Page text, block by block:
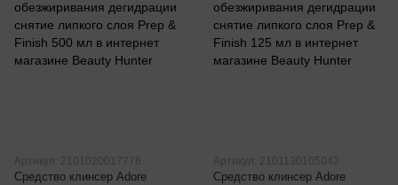
Артикул: 2101020017776
Средство клинсер Adore
Артикул: 2101130105042
Средство клинсер Adore